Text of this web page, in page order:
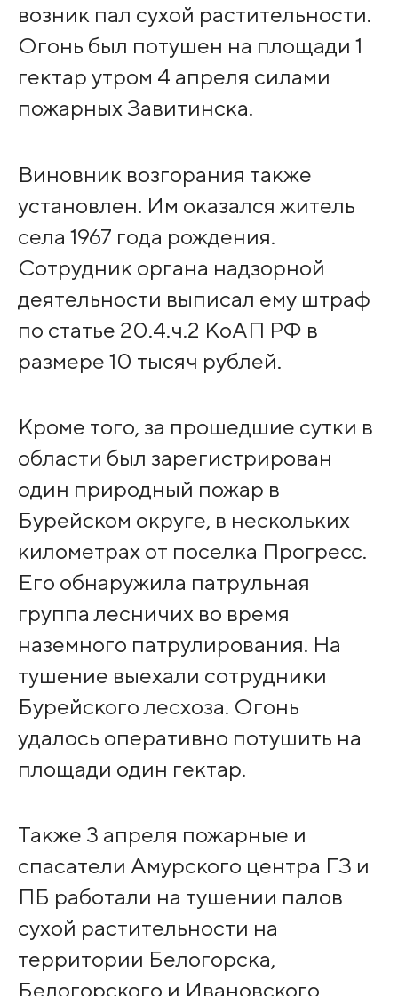
возник пал сухой растительности.
Огонь был потушен на площади 1
гектар утром 4 апреля силами
пожарных Завитинска.
Виновник возгорания также
установлен. Им оказался житель
села 1967 года рождения.
Сотрудник органа надзорной
деятельности выписал ему штраф
по статье 20.4.ч.2 КоАП РФ в
размере 10 тысяч рублей.
Кроме того, за прошедшие сутки в
области был зарегистрирован
один природный пожар в
Бурейском округе, в нескольких
километрах от поселка Прогресс.
Его обнаружила патрульная
группа лесничих во время
наземного патрулирования. На
тушение выехали сотрудники
Бурейского лесхоза. Огонь
удалось оперативно потушить на
площади один гектар.
Также 3 апреля пожарные и
спасатели Амурского центра ГЗ и
ПБ работали на тушении палов
сухой растительности на
территории Белогорска,
Белогорского и Ивановского